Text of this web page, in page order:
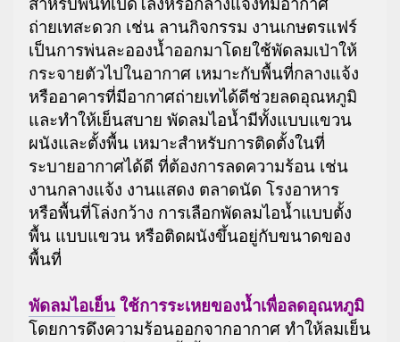
ถ่ายเทสะดวก เช่น ลานกิจกรรม งานเกษตรแฟร์
เป็นการพ่นละอองน้ำออกมาโดยใช้พัดลมเป่าให้
กระจายตัวไปในอากาศ เหมาะกับพื้นที่กลางแจ้ง
หรืออาคารที่มีอากาศถ่ายเทได้ดีช่วยลดอุณหภูมิ
และทำให้เย็นสบาย พัดลมไอน้ำมีทั้งแบบแขวน
ผนังและตั้งพื้น เหมาะสำหรับการติดตั้งในที่
ระบายอากาศได้ดี ที่ต้องการลดความร้อน เช่น
งานกลางแจ้ง งานแสดง ตลาดนัด โรงอาหาร
หรือพื้นที่โล่งกว้าง การเลือกพัดลมไอน้ำแบบตั้ง
พื้น แบบแขวน หรือติดผนังขึ้นอยู่กับขนาดของ
พื้นที่
พัดลมไอเย็นใช้การระเหยของน้ำเพื่อลดอุณหภูมิ
โดยการดึงความร้อนออกจากอากาศ ทำให้ลมเย็น